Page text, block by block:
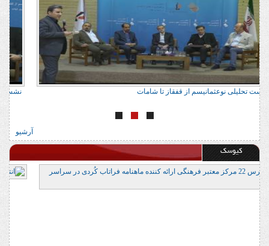
نشست تحلیلی نوعثمانیسم از قفقاز تا شامات
آرشیو
کیوسک